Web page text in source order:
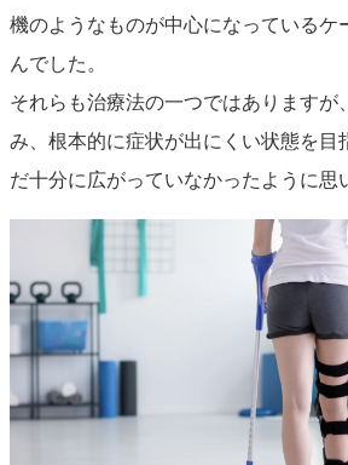
機のようなものが中心になっているケ
んでした。
それらも治療法の一つではありますが
み、根本的に症状が出にくい状態を目
だ十分に広がっていなかったように思